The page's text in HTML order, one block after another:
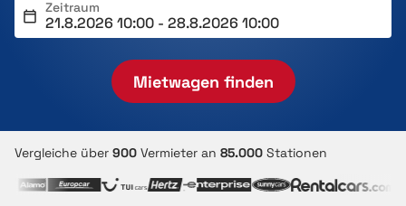
Zeitraum
Mietwagen finden
Vergleiche über 900 Vermieter an 85.000 Stationen